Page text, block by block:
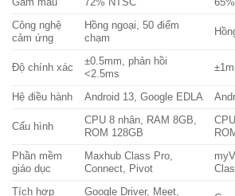
Gam màu 72% NTSC
Công nghệ
cảm ứng
Hồng ngoại, 50 điểm
chạm
Độ chính xác
±0.5mm, phản hồi
<2.5ms
Hệ điều hành Android 13, Google EDLA
Cấu hình
CPU 8 nhân, RAM 8GB,
ROM 128GB
Phần mềm
giáo dục
Maxhub Class Pro,
Connect, Pivot
Tích hợp
Google Driver, Meet,